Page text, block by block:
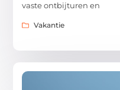
vaste ontbijturen en
Vakantie